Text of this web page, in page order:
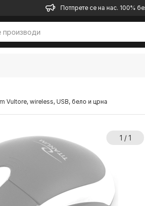
Потпрете се на нас. 100%
Vultore, wireless, USB, бело и црна
1 / 1